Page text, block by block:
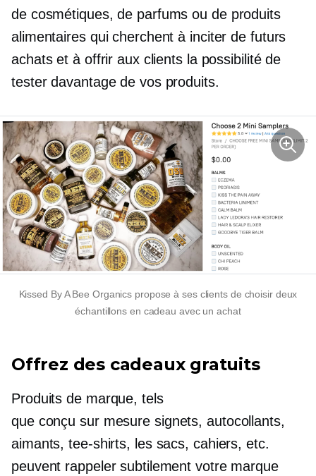
de cosmétiques, de parfums ou de produits
alimentaires qui cherchent à inciter de futurs
achats et à offrir aux clients la possibilité de
tester davantage de vos produits.
Kissed By A Bee Organics propose à ses clients de choisir deux
échantillons en cadeau avec un achat
Offrez des cadeaux gratuits
Produits de marque, tels
que conçu sur mesure signets, autocollants,
aimants,tee-shirts, les sacs, cahiers, etc.
peuvent rappeler subtilement votre marque